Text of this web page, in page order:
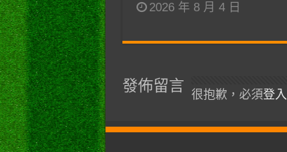
2026 年 8 月 4 日
發佈留言
很抱歉，必須登入